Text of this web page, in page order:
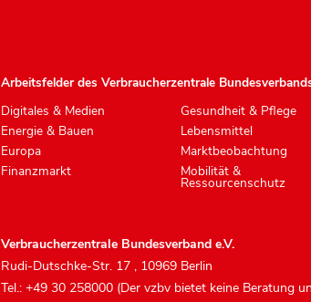
Arbeitsfelder des Verbraucherzentrale
Digitales & Medien
Energie & Bauen
Europa
Finanzmarkt
Gesundheit & Pflege
Lebensmittel
Marktbeobachtung
Mobilität &
Ressourcenschutz
Verbraucherzentrale Bundesverband e.V.
Rudi-Dutschke-Str. 17 , 10969 Berlin
Tel.: +49 30 258000 (Der vzbv bietet keine Beratung